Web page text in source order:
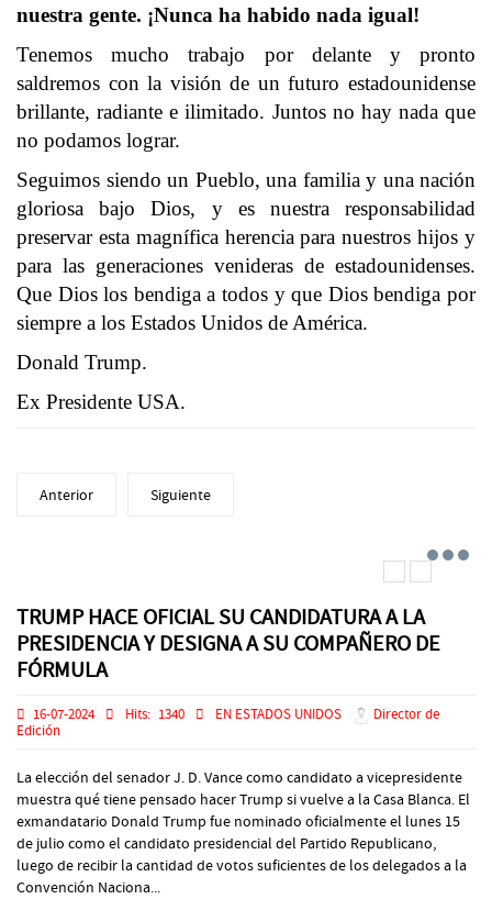
nuestra gente. ¡Nunca ha habido nada igual!
Tenemos mucho trabajo por delante y pronto
saldremos con la visión de un futuro estadounidense
brillante, radiante e ilimitado. Juntos no hay nada que
no podamos lograr.
Seguimos siendo un Pueblo, una familia y una nación
gloriosa bajo Dios, y es nuestra responsabilidad
preservar esta magnífica herencia para nuestros hijos y
para las generaciones venideras de estadounidenses.
Que Dios los bendiga a todos y que Dios bendiga por
siempre a los Estados Unidos de América.
Donald Trump.
Ex Presidente USA.
Anterior Siguiente
TRUMP HACE OFICIAL SU CANDIDATURA A LA
PRESIDENCIA Y DESIGNA A SU COMPAÑERO DE
FÓRMULA
16-07-2024 Hits: 1340 EN ESTADOS UNIDOS
Director de
Edición
La elección del senador J. D. Vance como candidato a vicepresidente
muestra qué tiene pensado hacer Trump si vuelve a la Casa Blanca. El
exmandatario Donald Trump fue nominado oficialmente el lunes 15
de julio como el candidato presidencial del Partido Republicano,
luego de recibir la cantidad de votos suficientes de los delegados a la
Convención Naciona...